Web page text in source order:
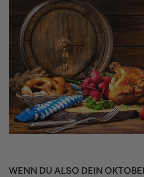
WENN DU ALSO DEIN